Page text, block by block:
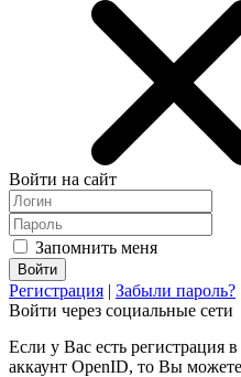
Войти на сайт
Запомнить меня
Регистрация | Забыли пароль?
Войти через социальные сети
Если у Вас есть регистрация
аккаунт OpenID, то Вы